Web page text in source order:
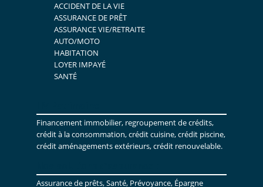
ACCIDENT DE LA VIE
ASSURANCE DE PRÊT
ASSURANCE VIE/RETRAITE
AUTO/MOTO
HABITATION
LOYER IMPAYÉ
SANTÉ
Financement immobilier, regroupement de crédits,
crédit à la consommation, crédit cuisine, crédit piscine,
crédit aménagements extérieurs, crédit renouvelable.
Assurance de prêts, Santé, Prévoyance, Épargne